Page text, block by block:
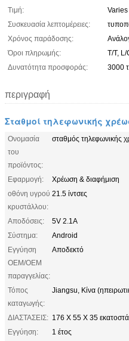
Τιμή:
Συσκευασία λεπτομέρειες:
Χρόνος παράδοσης:
Όροι πληρωμής:
T/T,
Δυνατότητα προσφοράς:
3000
περιγραφή
Σταθμοί τηλεφωνικής
Ονομασία
του
προϊόντος:
σταθμός τηλεφωνικής
Εφαρμογή:
Χρέωση & διαφήμιση
οθόνη υγρού
κρυστάλλου:
21.5 ίντσες
Αποδόσεις:
5V 2.1A
Σύστημα:
Android
Εγγύηση
OEM/OEM
παραγγελίας:
Αποδεκτό
Τόπος
καταγωγής:
Jiangsu, Κίνα
ΔΙΑΣΤΑΣΕΙΣ: 176 X 55 X 35 εκατοστά
Εγγύηση:
1 έτος